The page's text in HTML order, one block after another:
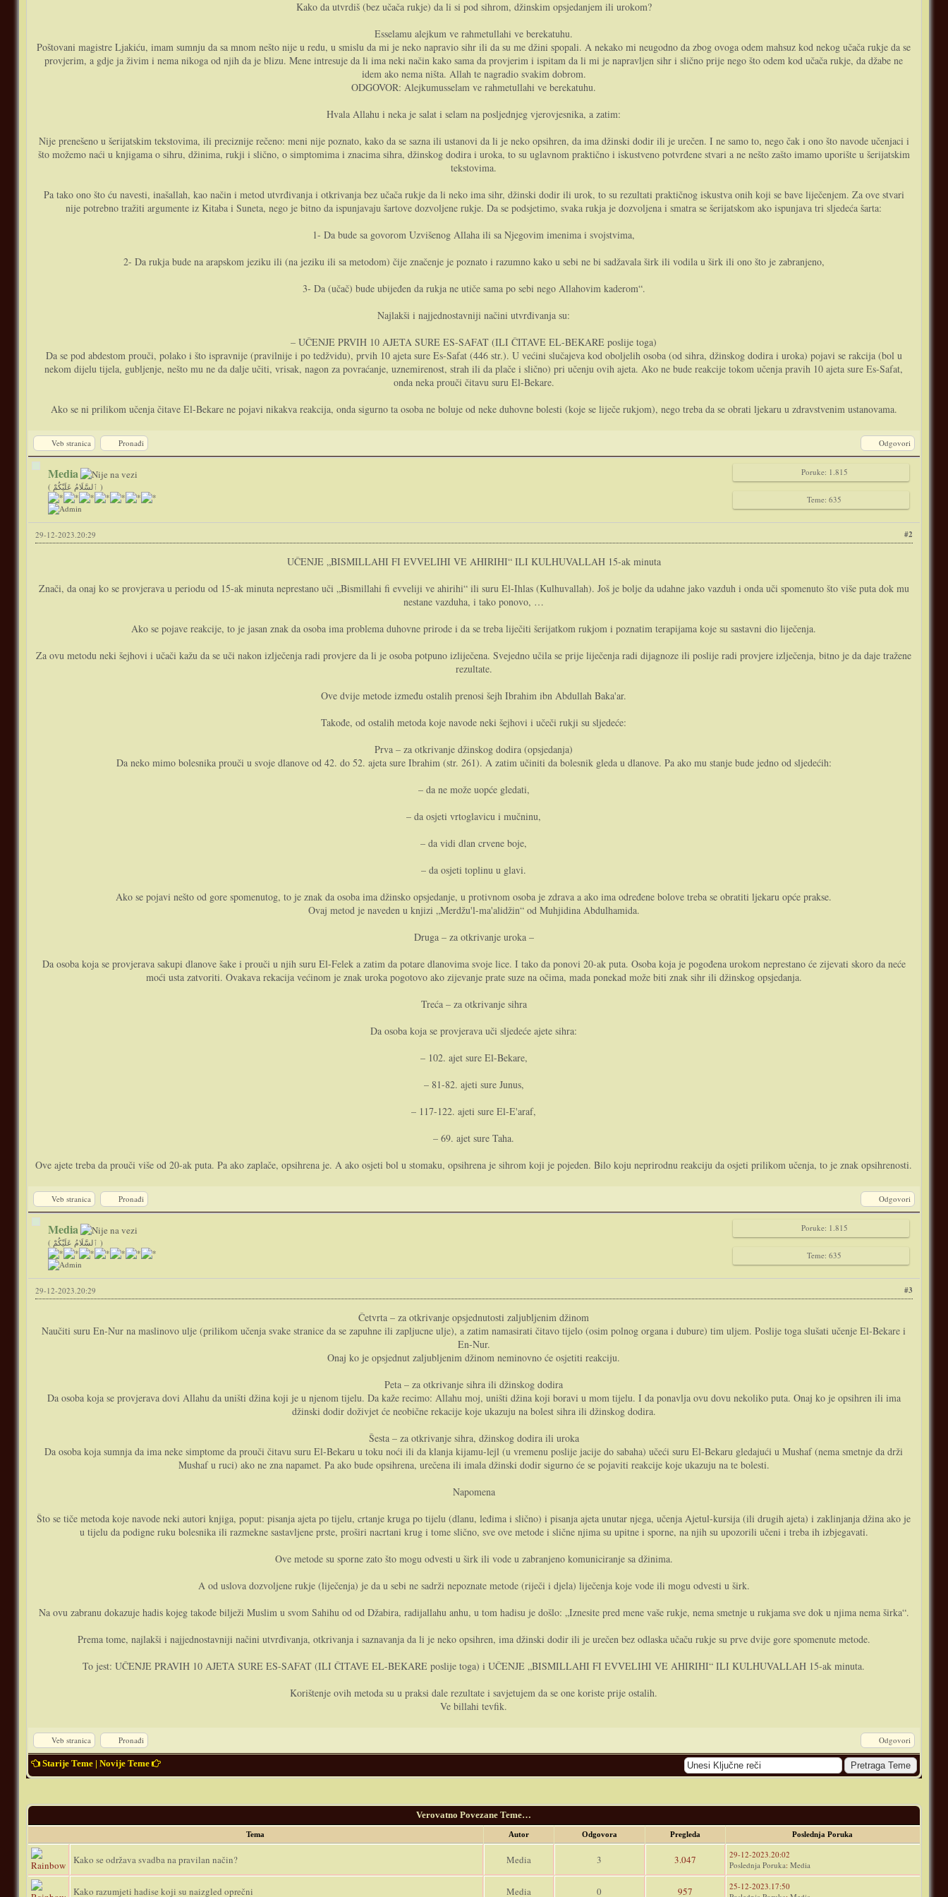
Kako da utvrdiš (bez učača rukje) da li si pod sihrom, džinskim opsjedanjem ili urokom?
Esselamu alejkum ve rahmetullahi ve berekatuhu.
Poštovani magistre Ljakiću, imam sumnju da sa mnom nešto nije u redu, u smislu da mi je neko napravio sihr ili da su me džini spopali. A nekako mi neugodno da zbog ovoga odem mahsuz kod nekog učača rukje da se
provjerim, a gdje ja živim i nema nikoga od njih da je blizu. Mene intresuje da li ima neki način kako sama da provjerim i ispitam da li mi je napravljen sihr i slično prije nego što odem kod učača rukje, da džabe ne
idem ako nema ništa. Allah te nagradio svakim dobrom.
ODGOVOR: Alejkumusselam ve rahmetullahi ve berekatuhu.
Hvala Allahu i neka je salat i selam na posljednjeg vjerovjesnika, a zatim:
Nije prenešeno u šerijatskim tekstovima, ili preciznije rečeno: meni nije poznato, kako da se sazna ili ustanovi da li je neko opsihren, da ima džinski dodir ili je urečen. I ne samo to, nego čak i ono što navode učenjaci i
što možemo naći u knjigama o sihru, džinima, rukji i slično, o simptomima i znacima sihra, džinskog dodira i uroka, to su uglavnom praktično i iskustveno potvrđene stvari a ne nešto zašto imamo uporište u šerijatskim
tekstovima.
Pa tako ono što ću navesti, inašallah, kao način i metod utvrđivanja i otkrivanja bez učača rukje da li neko ima sihr, džinski dodir ili urok, to su rezultati praktičnog iskustva onih koji se bave liječenjem. Za ove stvari
nije potrebno tražiti argumente iz Kitaba i Suneta, nego je bitno da ispunjavaju šartove dozvoljene rukje. Da se podsjetimo, svaka rukja je dozvoljena i smatra se šerijatskom ako ispunjava tri sljedeća šarta:
1- Da bude sa govorom Uzvišenog Allaha ili sa Njegovim imenima i svojstvima,
2- Da rukja bude na arapskom jeziku ili (na jeziku ili sa metodom) čije značenje je poznato i razumno kako u sebi ne bi sadžavala širk ili vodila u širk ili ono što je zabranjeno,
3- Da (učač) bude ubijeđen da rukja ne utiče sama po sebi nego Allahovim kaderom“.
Najlakši i najjednostavniji načini utvrđivanja su:
– UČENJE PRVIH 10 AJETA SURE ES-SAFAT (ILI ČITAVE EL-BEKARE poslije toga)
Da se pod abdestom prouči, polako i što ispravnije (pravilnije i po tedžvidu), prvih 10 ajeta sure Es-Safat (446 str.). U većini slučajeva kod oboljelih osoba (od sihra, džinskog dodira i uroka) pojavi se rakcija (bol u
nekom dijelu tijela, gubljenje, nešto mu ne da dalje učiti, vrisak, nagon za povraćanje, uznemirenost, strah ili da plače i slično) pri učenju ovih ajeta. Ako ne bude reakcije tokom učenja pravih 10 ajeta sure Es-Safat,
onda neka prouči čitavu suru El-Bekare.
Ako se ni prilikom učenja čitave El-Bekare ne pojavi nikakva reakcija, onda sigurno ta osoba ne boluje od neke duhovne bolesti (koje se liječe rukjom), nego treba da se obrati ljekaru u zdravstvenim ustanovama.
Veb stranica Pronađi Odgovori
Media
( ٱلسَّلَامُ عَلَيْكُمْ )
Poruke: 1.815
Teme: 635
#2
29-12-2023.20:29
UČENJE „BISMILLAHI FI EVVELIHI VE AHIRIHI“ ILI KULHUVALLAH 15-ak minuta
Znači, da onaj ko se provjerava u periodu od 15-ak minuta neprestano uči „Bismillahi fi evveliji ve ahirihi“ ili suru El-Ihlas (Kulhuvallah). Još je bolje da udahne jako vazduh i onda uči spomenuto što više puta dok mu
nestane vazduha, i tako ponovo, …
Ako se pojave reakcije, to je jasan znak da osoba ima problema duhovne prirode i da se treba liječiti šerijatkom rukjom i poznatim terapijama koje su sastavni dio liječenja.
Za ovu metodu neki šejhovi i učači kažu da se uči nakon izlječenja radi provjere da li je osoba potpuno izliječena. Svejedno učila se prije liječenja radi dijagnoze ili poslije radi provjere izlječenja, bitno je da daje tražene
rezultate.
Ove dvije metode između ostalih prenosi šejh Ibrahim ibn Abdullah Baka'ar.
Takođe, od ostalih metoda koje navode neki šejhovi i učeči rukji su sljedeće:
Prva – za otkrivanje džinskog dodira (opsjedanja)
Da neko mimo bolesnika prouči u svoje dlanove od 42. do 52. ajeta sure Ibrahim (str. 261). A zatim učiniti da bolesnik gleda u dlanove. Pa ako mu stanje bude jedno od sljedećih:
– da ne može uopće gledati,
– da osjeti vrtoglavicu i mučninu,
– da vidi dlan crvene boje,
– da osjeti toplinu u glavi.
Ako se pojavi nešto od gore spomenutog, to je znak da osoba ima džinsko opsjedanje, u protivnom osoba je zdrava a ako ima određene bolove treba se obratiti ljekaru opće prakse.
Ovaj metod je naveden u knjizi „Merdžu'l-ma'alidžin“ od Muhjidina Abdulhamida.
Druga – za otkrivanje uroka –
Da osoba koja se provjerava sakupi dlanove šake i prouči u njih suru El-Felek a zatim da potare dlanovima svoje lice. I tako da ponovi 20-ak puta. Osoba koja je pogođena urokom neprestano će zijevati skoro da neće
moći usta zatvoriti. Ovakava rekacija većinom je znak uroka pogotovo ako zijevanje prate suze na očima, mada ponekad može biti znak sihr ili džinskog opsjedanja.
Treća – za otkrivanje sihra
Da osoba koja se provjerava uči sljedeće ajete sihra:
– 102. ajet sure El-Bekare,
– 81-82. ajeti sure Junus,
– 117-122. ajeti sure El-E'araf,
– 69. ajet sure Taha.
Ove ajete treba da prouči više od 20-ak puta. Pa ako zaplače, opsihrena je. A ako osjeti bol u stomaku, opsihrena je sihrom koji je pojeden. Bilo koju neprirodnu reakciju da osjeti prilikom učenja, to je znak opsihrenosti.
Veb stranica Pronađi Odgovori
Media
( ٱلسَّلَامُ عَلَيْكُمْ )
Poruke: 1.815
Teme: 635
#3
29-12-2023.20:29
Četvrta – za otkrivanje opsjednutosti zaljubljenim džinom
Naučiti suru En-Nur na maslinovo ulje (prilikom učenja svake stranice da se zapuhne ili zapljucne ulje), a zatim namasirati čitavo tijelo (osim polnog organa i dubure) tim uljem. Poslije toga slušati učenje El-Bekare i
En-Nur.
Onaj ko je opsjednut zaljubljenim džinom neminovno će osjetiti reakciju.
Peta – za otkrivanje sihra ili džinskog dodira
Da osoba koja se provjerava dovi Allahu da uništi džina koji je u njenom tijelu. Da kaže recimo: Allahu moj, uništi džina koji boravi u mom tijelu. I da ponavlja ovu dovu nekoliko puta. Onaj ko je opsihren ili ima
džinski dodir doživjet će neobične rekacije koje ukazuju na bolest sihra ili džinskog dodira.
Šesta – za otkrivanje sihra, džinskog dodira ili uroka
Da osoba koja sumnja da ima neke simptome da prouči čitavu suru El-Bekaru u toku noći ili da klanja kijamu-lejl (u vremenu poslije jacije do sabaha) učeći suru El-Bekaru gledajući u Mushaf (nema smetnje da drži
Mushaf u ruci) ako ne zna napamet. Pa ako bude opsihrena, urečena ili imala džinski dodir sigurno će se pojaviti reakcije koje ukazuju na te bolesti.
Napomena
Što se tiče metoda koje navode neki autori knjiga, poput: pisanja ajeta po tijelu, crtanje kruga po tijelu (dlanu, leđima i slično) i pisanja ajeta unutar njega, učenja Ajetul-kursija (ili drugih ajeta) i zaklinjanja džina ako je
u tijelu da podigne ruku bolesnika ili razmekne sastavljene prste, proširi nacrtani krug i tome slično, sve ove metode i slične njima su upitne i sporne, na njih su upozorili učeni i treba ih izbjegavati.
Ove metode su sporne zato što mogu odvesti u širk ili vode u zabranjeno komuniciranje sa džinima.
A od uslova dozvoljene rukje (liječenja) je da u sebi ne sadrži nepoznate metode (riječi i djela) liječenja koje vode ili mogu odvesti u širk.
Na ovu zabranu dokazuje hadis kojeg takođe bilježi Muslim u svom Sahihu od od Džabira, radijallahu anhu, u tom hadisu je došlo: „Iznesite pred mene vaše rukje, nema smetnje u rukjama sve dok u njima nema širka“.
Prema tome, najlakši i najjednostavniji načini utvrđivanja, otkrivanja i saznavanja da li je neko opsihren, ima džinski dodir ili je urečen bez odlaska učaču rukje su prve dvije gore spomenute metode.
To jest: UČENJE PRAVIH 10 AJETA SURE ES-SAFAT (ILI ČITAVE EL-BEKARE poslije toga) i UČENJE „BISMILLAHI FI EVVELIHI VE AHIRIHI“ ILI KULHUVALLAH 15-ak minuta.
Korištenje ovih metoda su u praksi dale rezultate i savjetujem da se one koriste prije ostalih.
Ve billahi tevfik.
Veb stranica Pronađi Odgovori
Starije Teme| Novije Teme
Verovatno Povezane Teme…
Tema Autor Odgovora Pregleda Poslednja Poruka
Kako se održava svadba na pravilan način? Media 3 3.047
29-12-2023.20:02
Poslednja Poruka: Media
Kako razumjeti hadise koji su naizgled oprečni Media 0 957
25-12-2023.17:50